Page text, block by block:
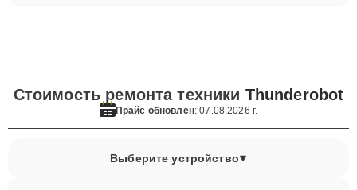
Стоимость ремонта техники Thunderobot
Прайс обновлен: 07.08.2026 г.
Выберите устройство